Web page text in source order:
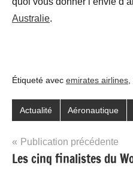
Australie.
Étiqueté avec emirates airlines
Actualité Aéronautique
Navigation
de
Publication précédente
Les cinq finalistes du